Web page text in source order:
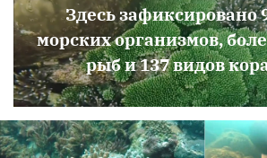
Здесь зафиксировано
морских организмов,
рыб и 137 видов